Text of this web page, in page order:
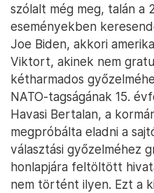
szólalt még meg, talán a
eseményekben
Joe Biden, akkori
Viktort, akinek nem
kétharmados
NATO-tagságának 15.
Havasi Bertalan, a
megpróbálta eladni a
választási győzelméhez
honlapjára feltöltött
nem történt ilyen. Ezt a